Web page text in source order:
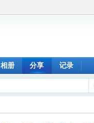
相册 分享 记录